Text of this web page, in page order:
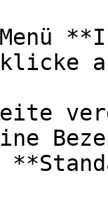
klicke